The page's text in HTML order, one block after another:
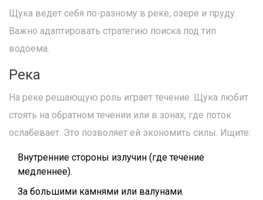
Щука ведет себя по-разному в реке, озере и пруду.
Важно адаптировать стратегию поиска под тип
водоема.
Река
На реке решающую роль играет течение. Щука любит
стоять на обратном течении или в зонах, где поток
ослабевает. Это позволяет ей экономить силы. Ищите:
Внутренние стороны излучин (где течение
медленнее).
За большими камнями или валунами.